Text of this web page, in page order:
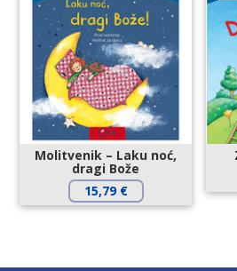
Molitvenik – Laku noć,
dragi Bože
15,79 €